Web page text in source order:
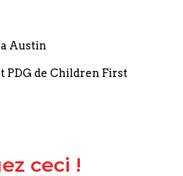
Austin
PDG de Children First
ceci !